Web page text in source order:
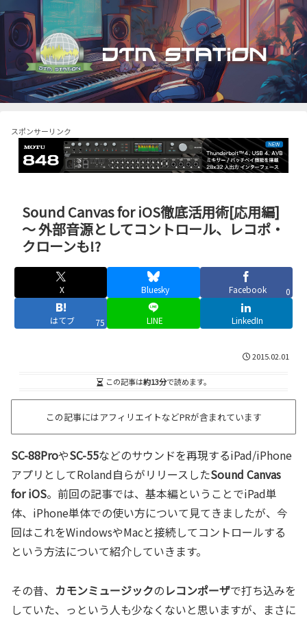
スポンサーリンク
Sound Canvas for iOS徹底活用術[応用編]
～ 外部音源としてコントロール、レコポ・
クローンも!?
X Bluesky Facebook 0
はてブ 75 LINE LinkedIn
2015.02.01
この記事は約13分で読めます。
この記事にはアフィリエイトなどPRが含まれています
SC-88ProやSC-55などのサウンドを再現するiPad/iPhone
アプリとしてRoland自らがリリースしたSound Canvas
for iOS。前回の記事では、基本編ということでiPad単
体、iPhone単体での使い方について見てきましたが、今
回はこれをWindowsやMacと接続してコントロールする
という方法について紹介していきます。
その昔、 カモンミュージックのレコンポーザで打ち込みを
していた、っという人も少なくないと思いますが、まさに